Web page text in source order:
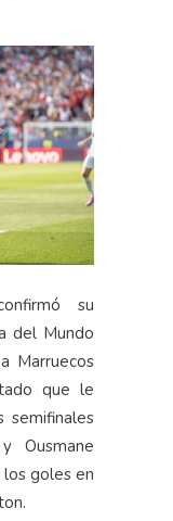
su
del Mundo
Marruecos
que le
Ousmane
goles en